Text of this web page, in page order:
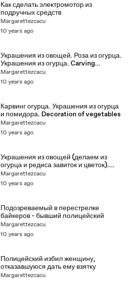
Как сделать электромотор из
подручных средств
Margarettezcacu
10 years ago
Украшения из овощей. Роза из огурца.
Украшения из огурца. Carving
Cucumber
Margarettezcacu
10 years ago
Карвинг огурца. Украшения из огурца
и помидора. Decoration of vegetables
Margarettezcacu
10 years ago
Украшения из овощей (делаем из
огурца и редиса завиток и цветок).
Decoration of vegetables
Margarettezcacu
10 years ago
Подозреваемый в перестрелке
байкеров - бывший полицейский
Margarettezcacu
10 years ago
Полицейский избил женщину,
отказавшуюся дать ему взятку
Margarettezcacu